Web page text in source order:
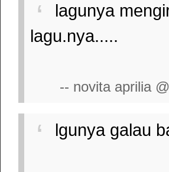
lagunya
lagu.nya.....
-- novita aprilia
lgunya galau